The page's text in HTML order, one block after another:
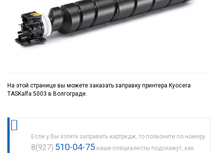
На этой странице вы можете заказать заправку принтера Kyocera
TASKalfa 5003 в Волгограде.
Если у Вы хотите заправить картридж, то позвоните по номеру
8(927) 510-04-75 наши специалисты подскажут, как